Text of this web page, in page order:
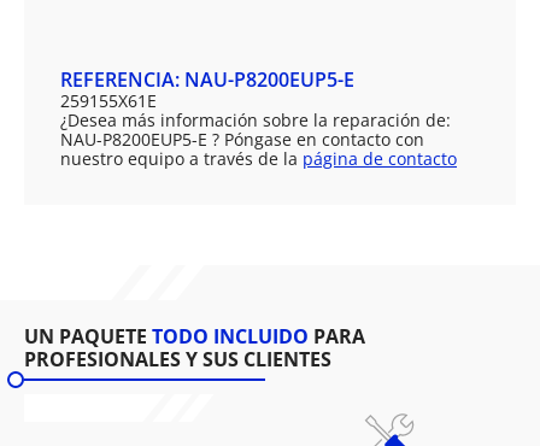
REFERENCIA: NAU-P8200EUP5-E
259155X61E
¿Desea más información sobre la reparación de:
NAU-P8200EUP5-E ? Póngase en contacto con
nuestro equipo a través de la página de contacto
UN PAQUETE TODO INCLUIDO PARA
PROFESIONALES Y SUS CLIENTES